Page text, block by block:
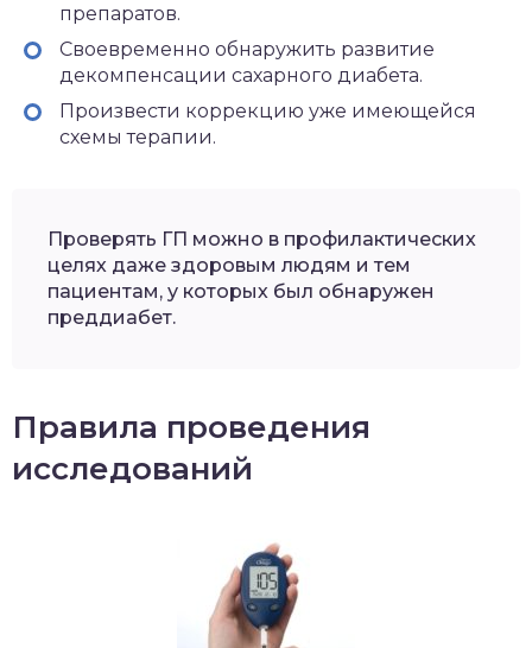
препаратов.
Своевременно обнаружить развитие
декомпенсации сахарного диабета.
Произвести коррекцию уже имеющейся
схемы терапии.
Проверять ГП можно в профилактических
целях даже здоровым людям и тем
пациентам, у которых был обнаружен
преддиабет.
Правила проведения
исследований